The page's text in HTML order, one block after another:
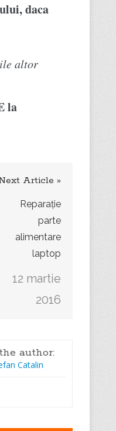
daca
altor
la
Article »
Reparație
parte
alimentare
laptop
12 martie
2016
author:
Catalin